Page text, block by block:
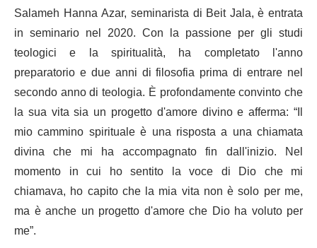
Salameh Hanna Azar, seminarista di Beit Jala, è entrata
in seminario nel 2020. Con la passione per gli studi
teologici e la spiritualità, ha completato l'anno
preparatorio e due anni di filosofia prima di entrare nel
secondo anno di teologia. È profondamente convinto che
la sua vita sia un progetto d'amore divino e afferma: “Il
mio cammino spirituale è una risposta a una chiamata
divina che mi ha accompagnato fin dall'inizio. Nel
momento in cui ho sentito la voce di Dio che mi
chiamava, ho capito che la mia vita non è solo per me,
ma è anche un progetto d'amore che Dio ha voluto per
me”.